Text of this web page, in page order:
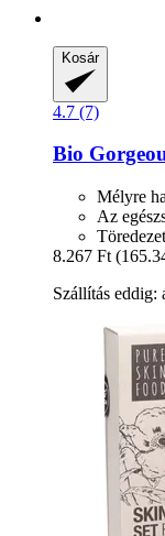
Kosár
4.7 (7)
Bio
Mélyre
Az
8.267 Ft
Szállítás eddig: